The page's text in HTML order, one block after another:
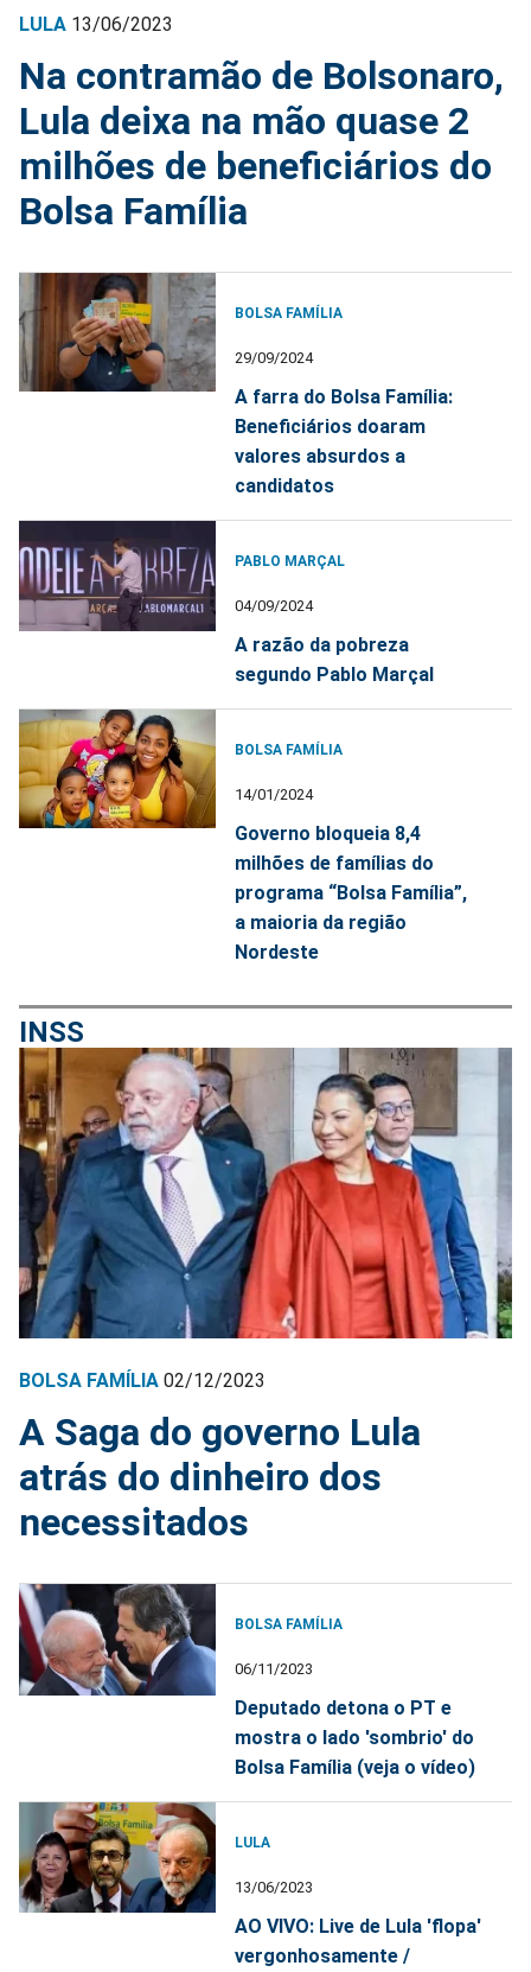
LULA 13/06/2023
Na contramão de Bolsonaro,
Lula deixa na mão quase 2
milhões de beneficiários do
Bolsa Família
BOLSA FAMÍLIA
29/09/2024
A farra do Bolsa Família:
Beneficiários doaram
valores absurdos a
candidatos
PABLO MARÇAL
04/09/2024
A razão da pobreza
segundo Pablo Marçal
BOLSA FAMÍLIA
14/01/2024
Governo bloqueia 8,4
milhões de famílias do
programa “Bolsa Família”,
a maioria da região
Nordeste
INSS
BOLSA FAMÍLIA 02/12/2023
A Saga do governo Lula
atrás do dinheiro dos
necessitados
BOLSA FAMÍLIA
06/11/2023
Deputado detona o PT e
mostra o lado 'sombrio' do
Bolsa Família (veja o vídeo)
LULA
13/06/2023
AO VIVO: Live de Lula 'flopa'
vergonhosamente /